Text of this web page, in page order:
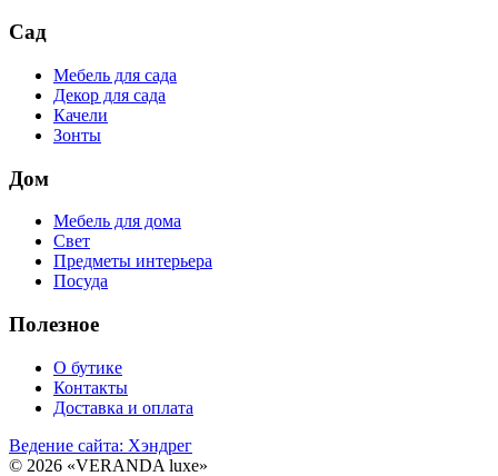
Сад
Мебель для сада
Декор для сада
Качели
Зонты
Дом
Мебель для дома
Свет
Предметы интерьера
Посуда
Полезное
О бутике
Контакты
Доставка и оплата
Ведение сайта: Хэндрег
© 2026 «VERANDA luxe»